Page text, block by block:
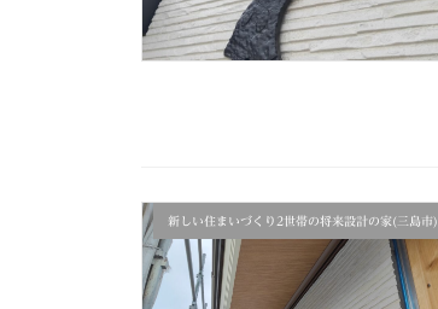
新しい住まいづくり2世帯の将来設計の家(三島市)